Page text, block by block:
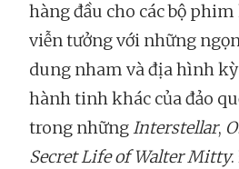
hàng đầu cho các bộ
viễn tưởng với những
dung nham và địa hình
hành tinh khác của đảo
trong nhữngInterstellar,
Secret Life of Walter Mitty